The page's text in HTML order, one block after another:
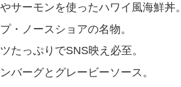
サーモンを使ったハワイ風海鮮丼。
・ノースショアの名物。
たっぷりでSNS映え必至。
バーグとグレービーソース。